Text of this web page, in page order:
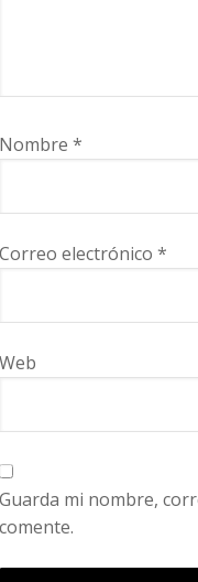
Nombre *
Correo electrónico *
Web
Guarda mi nombre,
comente.